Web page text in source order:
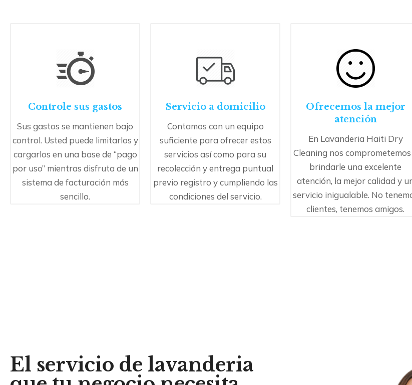
Controle sus gastos
Sus gastos se mantienen bajo
control. Usted puede limitarlos y
cargarlos en una base de “pago
por uso” mientras disfruta de un
sistema de facturación más
sencillo.
Servicio a domicilio
Contamos con un equipo
suficiente para ofrecer estos
servicios así como para su
recolección y entrega puntual
previo registro y cumpliendo las
condiciones del servicio.
Ofrecemos la mejor
atención
En Lavanderia Haiti Dry
Cleaning nos
brindarle una excelente
atención, la mejor calidad y
servicio inigualable. No
clientes, tenemos amigos.
El servicio de lavanderia